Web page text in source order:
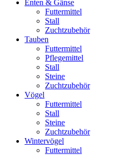
Enten & Gänse
Futtermittel
Stall
Zuchtzubehör
Tauben
Futtermittel
Pflegemittel
Stall
Steine
Zuchtzubehör
Vögel
Futtermittel
Stall
Steine
Zuchtzubehör
Wintervögel
Futtermittel